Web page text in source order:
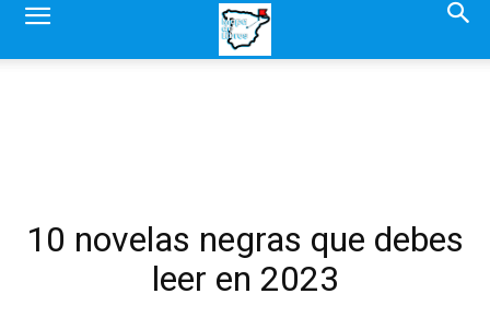
10 novelas negras que debes
leer en 2023